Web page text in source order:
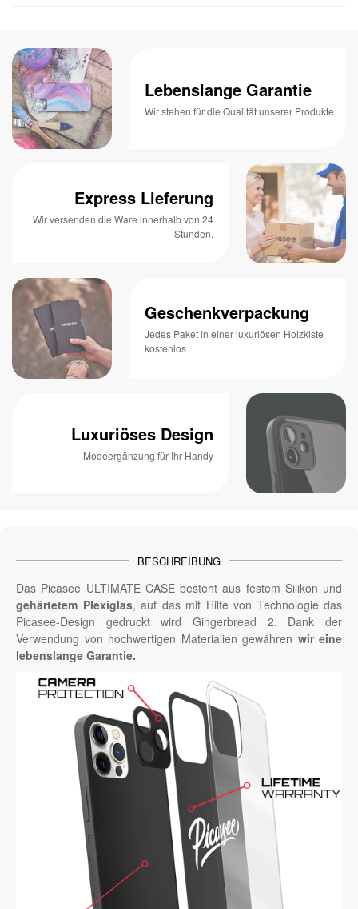
Lebenslange Garantie
Wir stehen für die Qualität unserer Produkte
Express Lieferung
Wir versenden die Ware innerhalb von 24
Stunden.
Geschenkverpackung
Jedes Paket in einer luxuriösen Holzkiste
kostenlos
Luxuriöses Design
Modeergänzung für Ihr Handy
BESCHREIBUNG
Das Picasee ULTIMATE CASE besteht aus festem Silikon und
gehärtetem Plexiglas, auf das mit Hilfe von Technologie das
Picasee-Design gedruckt wird Gingerbread 2. Dank der
Verwendung von hochwertigen Materialien gewähren wir eine
lebenslange Garantie.